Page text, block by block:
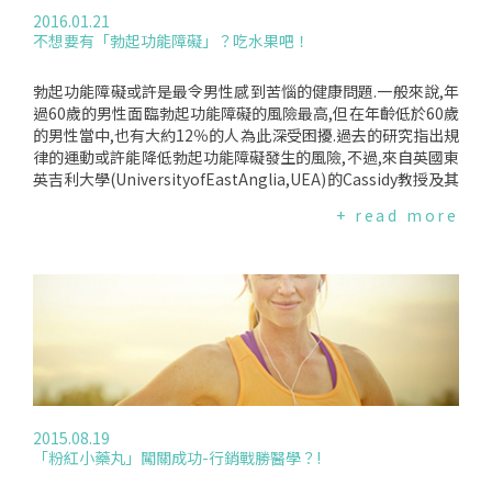
到:"美國更年期協會與美國婦產科學院建議,擁有雌激素敏感癌
症史的患者,若出現泌尿生殖系統萎縮的情形,首先應考慮非激素
值平衡凝膠、局部用油和潤滑油等.陰道雌激素是非反應性患者
的選項,但須在諮詢過醫學腫瘤學家之後才能使用."此份研究的
侷限性包括:研究群體小；以及在任何醫療介入前,高比例患者出
現雌激素升高的情形(推測與服用雌激素補充劑有關).來源:美國
醫學會雜誌腫瘤學JAMAOncology
2016.01.21
不想要有「勃起功能障礙」？吃水果吧！
勃起功能障礙或許是最令男性感到苦惱的健康問題.一般來說,年
過60歲的男性面臨勃起功能障礙的風險最高,但在年齡低於60歲
的男性當中,也有大約12％的人為此深受困擾.過去的研究指出規
律的運動或許能降低勃起功能障礙發生的風險,不過,來自英國東
英吉利大學(UniversityofEastAnglia,UEA)的Cassidy教授及其
助降低男性發生勃起功能障礙的風險,效果媲美一週快走運動五
飲食習慣.調查期間有超過1/3的男性回報出現勃起功能障礙.研
究人員發現,常攝取類黃酮－特別是花青素、黃酮、黃烷酮－含
量高的食物的男性比日常飲食中沒有食用此類食物的男性較不
可能發生勃起功能障礙.研究人員說明,常見富含花青素的食物有
藍莓、櫻桃、草莓、黑莓、櫻桃蘿蔔與黑醋栗；黃酮與黃烷酮
則可從柑類水果中獲得；紅酒、蘋果、梨子也都是攝取類黃酮
攝取此類食物者發生勃起功能障礙的風險減少了10％.從水果攝
取總量比較,攝取量高的男性也較不吃水果的男性減少了14％的
+ read more
2015.08.19
「粉紅小藥丸」闖關成功-行銷戰勝醫學？!